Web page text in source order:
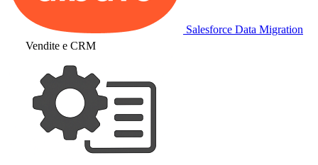
Salesforce Data Migration
Vendite e CRM